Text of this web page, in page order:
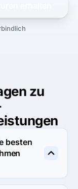
zu
besten
Bewertung des